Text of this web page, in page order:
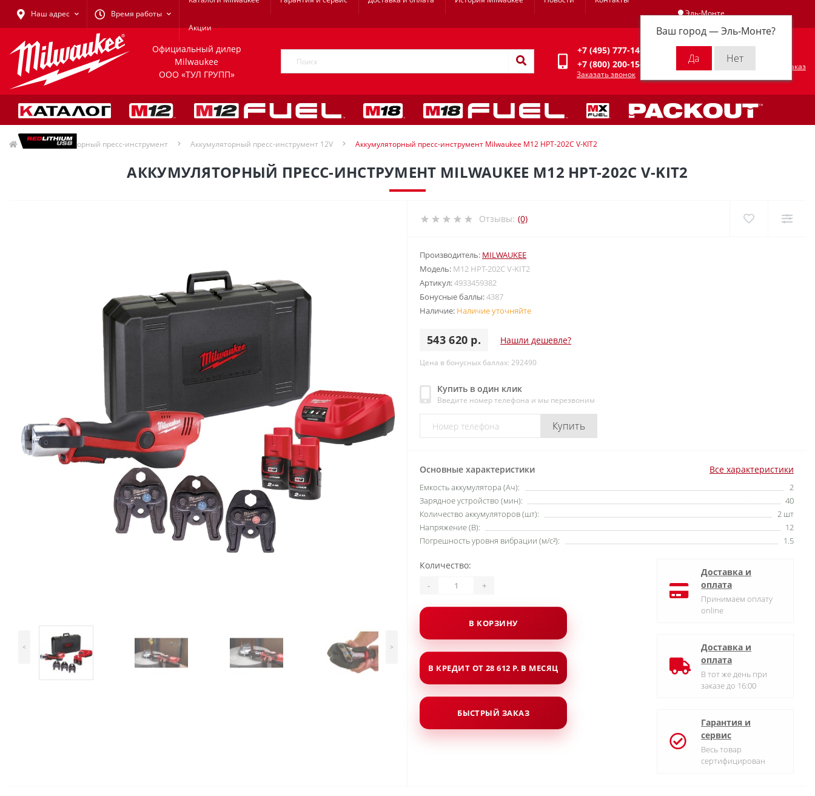
Наш адрес Время работы
Акции
Эль-Монте
Ваш город —Эль-Монте?
Личный кабинет
Официальный дилер
Milwaukee
ООО «ТУЛ ГРУПП»
+7 (495) 777-14-94
+7 (800) 200-15-94
Заказать звонок
Оформить заказ
Аккумуляторный пресс-инструмент Аккумуляторный пресс-инструмент 12V Аккумуляторный пресс-инструмент Milwaukee M12 HPT-202C V-KIT2
АККУМУЛЯТОРНЫЙ ПРЕСС-ИНСТРУМЕНТ MILWAUKEE M12 HPT-202C V-KIT2
< >
Отзывы: (0)
Производитель: MILWAUKEE
Модель: M12 HPT-202C V-KIT2
Артикул:4933459382
Бонусные баллы:4387
Наличие: Наличие уточняйте
543 620 р. Нашли дешевле?
Цена в бонусных баллах: 292490
Купить в один клик
Введите номер телефона и мы перезвоним
Купить
Основные характеристики Все характеристики
Емкость аккумулятора (Ач):
2
Зарядное устройство (мин):
40
Количество аккумуляторов (шт):
2 шт
Напряжение (В):
12
Погрешность уровня вибрации (м/с²):
1.5
Количество:
- +
В КОРЗИНУ
В КРЕДИТ ОТ 28 612 Р. В МЕСЯЦ
БЫСТРЫЙ ЗАКАЗ
Доставка и
оплата
Принимаем оплату
online
Доставка и
оплата
В тот же день при
заказе до 16:00
Гарантия и
сервис
Весь товар
сертифицирован